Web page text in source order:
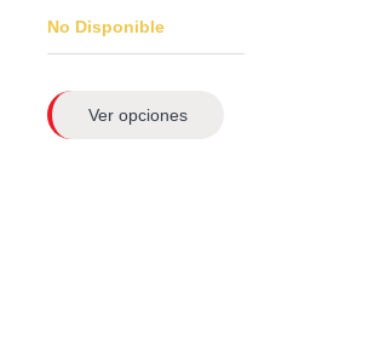
No Disponible
Ver opciones